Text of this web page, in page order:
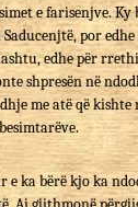
e farisenjve. Ky
por
edhe për
shpresën në
me atë që kishte
ka bërë kjo ka